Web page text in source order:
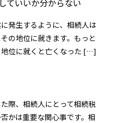
ていいか分からない
発生するように、相続人は
の地位に就きます。もっと
位に就くと亡くなった […]
際、相続人にとって相続税
かは重要な関心事です。相